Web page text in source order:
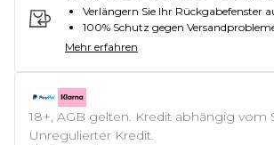
Verlängern Sie Ihr Rückgabefenster
100% Schutz gegen
Mehr erfahren
18+, AGB gelten. Kredit abhängig vom
Unregulierter Kredit.